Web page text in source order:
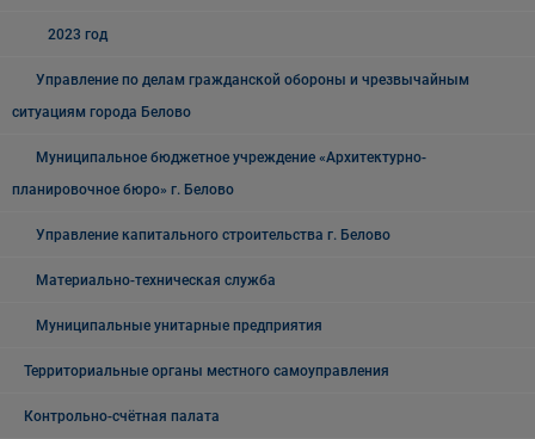
2023 год
Управление по делам гражданской обороны и чрезвычайным
ситуациям города Белово
Муниципальное бюджетное учреждение «Архитектурно-
планировочное бюро» г. Белово
Управление капитального строительства г. Белово
Материально-техническая служба
Муниципальные унитарные предприятия
Территориальные органы местного самоуправления
Контрольно-счётная палата